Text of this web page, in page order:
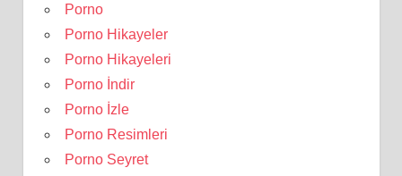
Porno
Porno Hikayeler
Porno Hikayeleri
Porno İndir
Porno İzle
Porno Resimleri
Porno Seyret